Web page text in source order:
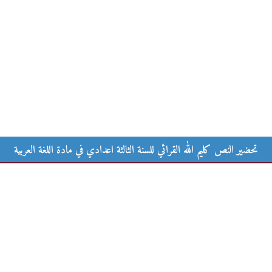
الثالثة اعدادي في مادة اللغة العربية
تحضير النص كليم الله القرائي للسنة الثالثة اعدادي في مادة اللغة العربية